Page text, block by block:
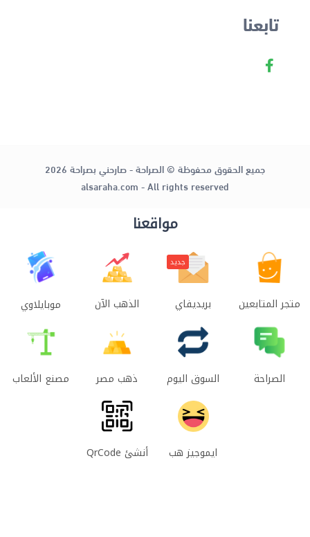
تابعنا
جميع الحقوق محفوظة © الصراحة - صارحني بصراحة 2026
alsaraha.com - All rights reserved